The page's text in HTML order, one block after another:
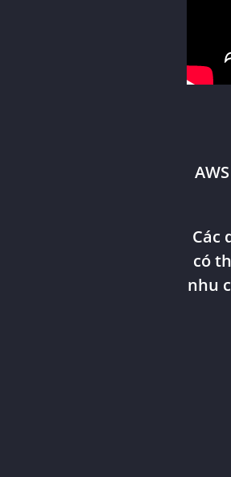
Các
có
nhu